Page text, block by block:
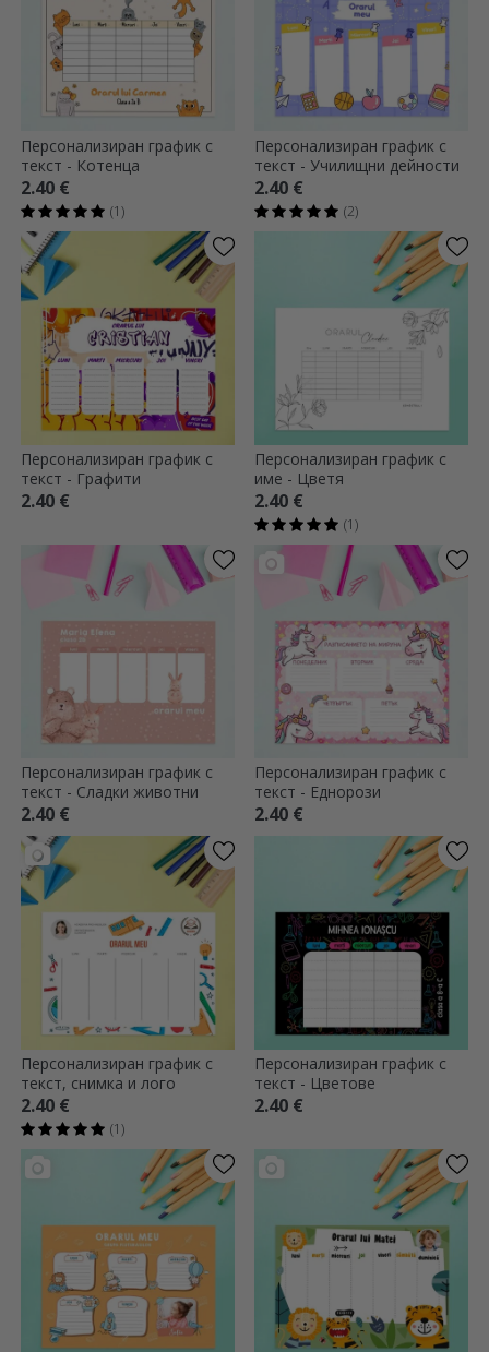
Персонализиран график с
текст - Котенца
2.40 €
(1)
Персонализиран график с
текст - Училищни дейности
2.40 €
(2)
Персонализиран график с
текст - Графити
2.40 €
Персонализиран график с
име - Цветя
2.40 €
(1)
Персонализиран график с
текст - Сладки животни
2.40 €
Персонализиран график с
текст - Еднорози
2.40 €
Персонализиран график с
текст, снимка и лого
2.40 €
(1)
Персонализиран график с
текст - Цветове
2.40 €